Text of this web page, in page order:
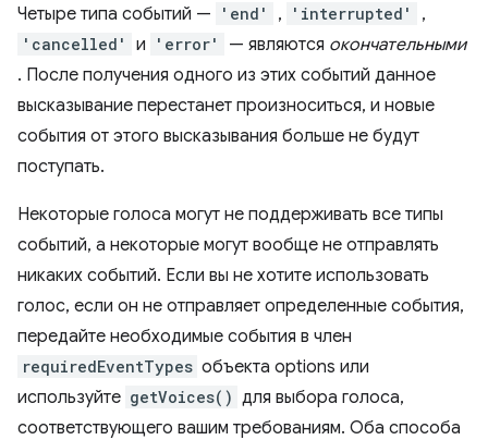
Четыре типа событий — 'end' , 'interrupted' ,
'cancelled' и 'error' — являются окончательными
. После получения одного из этих событий данное
высказывание перестанет произноситься, и новые
события от этого высказывания больше не будут
поступать.
Некоторые голоса могут не поддерживать все типы
событий, а некоторые могут вообще не отправлять
никаких событий. Если вы не хотите использовать
голос, если он не отправляет определенные события,
передайте необходимые события в член
requiredEventTypes объекта options или
используйте getVoices() для выбора голоса,
соответствующего вашим требованиям. Оба способа